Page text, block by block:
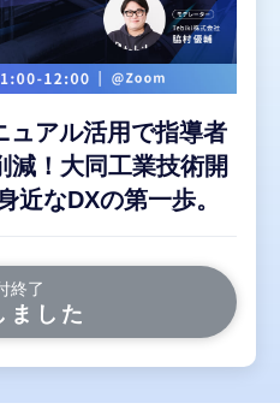
ュアル活用で指導者
減！大同工業技術開
近なDXの第一歩。
終了
ました